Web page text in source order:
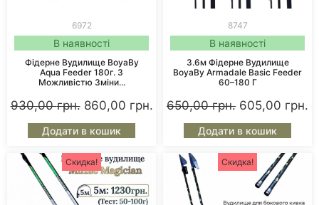
6972
В наявності
Фідерне Вудилище BoyaBy
Aqua Feeder 180г. З
Можливістю Зміни...
930,00грн. 860,00 грн.
Додати в кошик
8747
В наявності
3.6м Фідерне Вудилище
BoyaBy Armadale Basic Feeder
60–180 Г
650,00грн. 605,00 грн.
Додати в кошик
Скидка! Скидка!